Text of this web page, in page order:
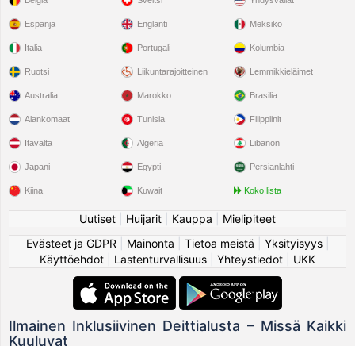
Espanja
Italia
Ruotsi
Englanti
Portugali
Liikuntarajoitteinen
Meksiko
Kolumbia
Lemmikkieläimet
Australia
Alankomaat
Itävalta
Japani
Kiina
Marokko
Tunisia
Algeria
Egypti
Kuwait
Brasilia
Filippiinit
Libanon
Persianlahti
Koko lista
Uutiset Huijarit Kauppa
Mielipiteet
Evästeet ja GDPR
Mainonta Tietoa meistä Yksityisyys|
Käyttöehdot
Lastenturvallisuus Yhteystiedot UKK
Ilmainen Inklusiivinen Deittialusta – Missä Kaikki
Kuuluvat